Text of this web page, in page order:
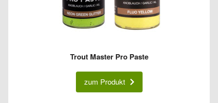
Trout Master Pro Paste
zum Produkt